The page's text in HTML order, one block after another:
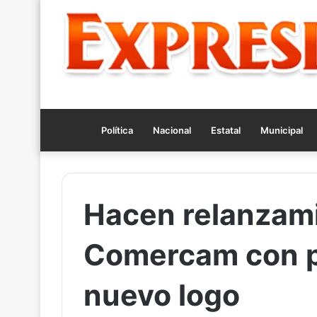
Política Nacional Estatal Municipal
Hacen
Comercam con
nuevo logo